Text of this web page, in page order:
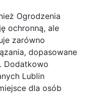
Ogrodzenia
ochronną, ale
zarówno
dopasowane
Dodatkowo
Lublin
dla osób